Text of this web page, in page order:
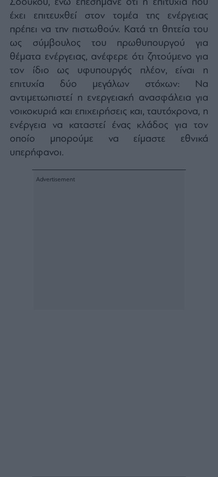
Σδούκου, ενώ επεσήμανε ότι η επιτυχία που
έχει επιτευχθεί στον τομέα της ενέργειας
πρέπει να την πιστωθούν. Κατά τη θητεία του
ως σύμβουλος του πρωθυπουργού για
θέματα ενέργειας, ανέφερε ότι ζητούμενο για
τον ίδιο ως υφυπουργός πλέον, είναι η
επιτυχία δύο μεγάλων στόχων: Να
αντιμετωπιστεί η ενεργειακή ανασφάλεια για
νοικοκυριά και επιχειρήσεις και, ταυτόχρονα, η
ενέργεια να καταστεί ένας κλάδος για τον
οποίο μπορούμε να είμαστε εθνικά
υπερήφανοι.